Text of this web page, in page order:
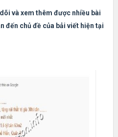
và xem thêm được nhiều bài
đến chủ đề của bải viết hiện tại